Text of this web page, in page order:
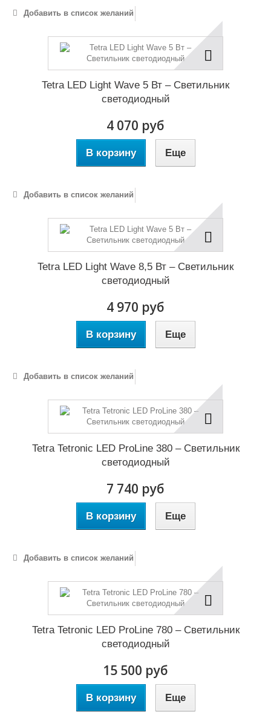
Добавить в список желаний
Tetra LED Light Wave 5 Вт – Светильник
светодиодный
4 070 руб
В корзину Еще
Добавить в список желаний
Tetra LED Light Wave 8,5 Вт – Светильник
светодиодный
4 970 руб
В корзину Еще
Добавить в список желаний
Tetra Tetronic LED ProLine 380 – Светильник
светодиодный
7 740 руб
В корзину Еще
Добавить в список желаний
Tetra Tetronic LED ProLine 780 – Светильник
светодиодный
15 500 руб
В корзину Еще